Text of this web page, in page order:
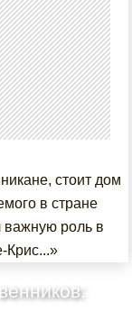
стоит дом
в стране
важную роль в
Крис...»